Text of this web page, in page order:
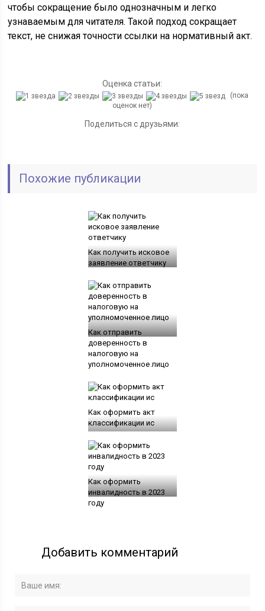
чтобы сокращение было однозначным и легко
узнаваемым для читателя. Такой подход сокращает
текст, не снижая точности ссылки на нормативный акт.
Оценка статьи:
(пока
оценок нет)
Поделиться с друзьями:
Похожие публикации
Как получить исковое
заявление ответчику
Как отправить
доверенность в
налоговую на
уполномоченное лицо
Как оформить акт
классификации ис
Как оформить
инвалидность в 2023
году
Добавить комментарий